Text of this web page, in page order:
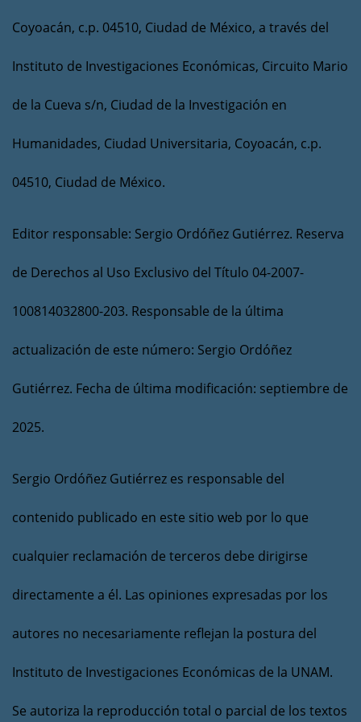
Coyoacán, c.p. 04510, Ciudad de México, a través del
Instituto de Investigaciones Económicas, Circuito Mario
de la Cueva s/n, Ciudad de la Investigación en
Humanidades, Ciudad Universitaria, Coyoacán, c.p.
04510, Ciudad de México.
Editor responsable: Sergio Ordóñez Gutiérrez. Reserva
de Derechos al Uso Exclusivo del Título 04-2007-
100814032800-203. Responsable de la última
actualización de este número: Sergio Ordóñez
Gutiérrez. Fecha de última modificación: septiembre de
2025.
Sergio Ordóñez Gutiérrez es responsable del
contenido publicado en este sitio web por lo que
cualquier reclamación de terceros debe dirigirse
directamente a él. Las opiniones expresadas por los
autores no necesariamente reflejan la postura del
Instituto de Investigaciones Económicas de la UNAM.
Se autoriza la reproducción total o parcial de los textos